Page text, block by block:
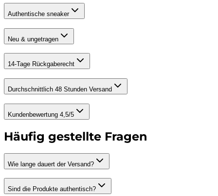
Authentische sneaker
Neu & ungetragen
14-Tage Rückgaberecht
Durchschnittlich 48 Stunden Versand
Kundenbewertung 4,5/5
Häufig gestellte Fragen
Wie lange dauert der Versand?
Sind die Produkte authentisch?